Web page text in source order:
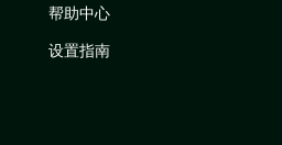
帮助中心
设置指南